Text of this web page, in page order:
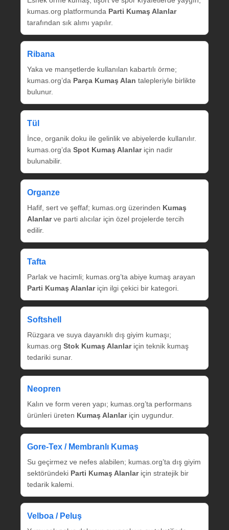
kumas.org platformunda Parti Kumaş Alanlar
tarafından sık alımı yapılır.
Ribana
Yaka ve manşetlerde kullanılan kabartılı örme;
kumas.org’da Parça Kumaş Alan talepleriyle birlikte
bulunur.
Tül
İnce, organik doku ile gelinlik ve abiyelerde kullanılır.
kumas.org’da Spot Kumaş Alanlariçin nadir
bulunabilir.
Organze
Hafif, sert ve şeffaf; kumas.org üzerinden Kumaş
Alanlarve parti alıcılar için özel projelerde tercih
edilir.
Tafta
Parlak ve hacimli; kumas.org’ta abiye kumaş arayan
Parti Kumaş Alanlariçin ilgi çekici bir kategori.
Softshell
Rüzgara ve suya dayanıklı dış giyim kumaşı;
kumas.org Stok Kumaş Alanlariçin teknik kumaş
tedariki sunar.
Neopren
Kalın ve form veren yapı; kumas.org’ta performans
ürünleri üreten Kumaş Alanlariçin uygundur.
Gore‑Tex / Membranlı Kumaş
Su geçirmez ve nefes alabilen; kumas.org’ta dış giyim
sektöründeki Parti Kumaş Alanlariçin stratejik bir
tedarik kalemi.
Velboa / Peluş